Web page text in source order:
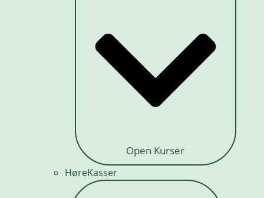
Open Kurser
HøreKasser